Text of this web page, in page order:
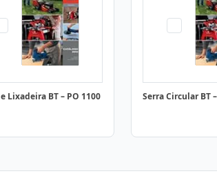
Lixadeira BT – PO 1100
Serra Circular BT